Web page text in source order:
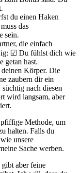
du einen Haken
das
sein.
die einfach
☑ Du fühlst dich wie
getan hast.
Körper. Die
zaubern dir ein
nach diesen
wird langsam, aber
Methode, um
halten. Falls du
unsere
Sache werben.
gibt aber feine